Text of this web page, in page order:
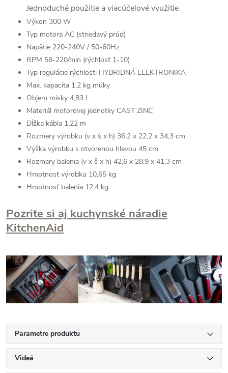
Jednoduché použitie a viacúčelové využitie
Výkon 300 W
Typ motora AC (striedavý prúd)
Napätie 220-240V / 50-60Hz
RPM 58-220/min (rýchlosť 1-10)
Typ regulácie rýchlosti HYBRIDNÁ ELEKTRONIKA
Max. kapacita 1,2 kg múky
Objem misky 4,83 l
Materiál motorovej jednotky CAST ZINC
Dĺžka kábla 1,22 m
Rozmery výrobku (v x š x h) 36,2 x 22,2 x 34,3 cm
Výška výrobku s otvorenou hlavou 45 cm
Rozmery balenia (v x š x h) 42,6 x 28,9 x 41,3 cm
Hmotnosť výrobku 10,65 kg
Hmotnosť balenia 12,4 kg
Pozrite si aj kuchynské náradie
KitchenAid
Parametre produktu
Videá